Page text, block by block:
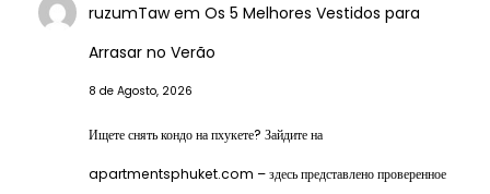
ruzumTawem Os 5 Melhores Vestidos para
Arrasar no Verão
8 de Agosto, 2026
Ищете снять кондо на пхукете? Зайдите на
apartmentsphuket.com – здесь представлено проверенное